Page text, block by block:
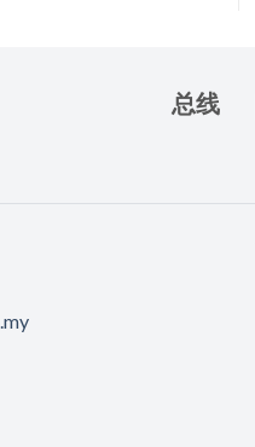
总线